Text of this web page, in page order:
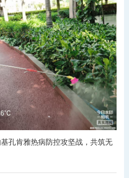
孔肯雅热病防控攻坚战，共筑无